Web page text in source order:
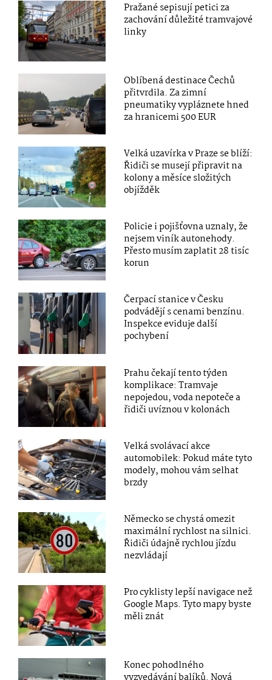
Pražané sepisují petici za
zachování důležité tramvajové
linky
Oblíbená destinace Čechů
přitvrdila. Za zimní
pneumatiky vypláznete hned
za hranicemi 500 EUR
Velká uzavírka v Praze se blíží:
Řidiči se musejí připravit na
kolony a měsíce složitých
objížděk
Policie i pojišťovna uznaly, že
nejsem viník autonehody.
Přesto musím zaplatit 28 tisíc
korun
Čerpací stanice v Česku
podvádějí s cenami benzínu.
Inspekce eviduje další
pochybení
Prahu čekají tento týden
komplikace: Tramvaje
nepojedou, voda nepoteče a
řidiči uvíznou v kolonách
Velká svolávací akce
automobilek: Pokud máte tyto
modely, mohou vám selhat
brzdy
Německo se chystá omezit
maximální rychlost na silnici.
Řidiči údajně rychlou jízdu
nezvládají
Pro cyklisty lepší navigace než
Google Maps. Tyto mapy byste
měli znát
Konec pohodlného